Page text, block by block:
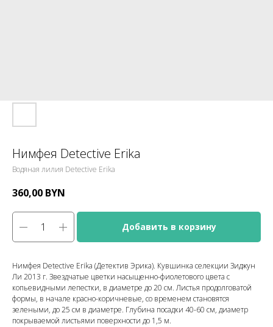
Нимфея Detective Erika
Водяная лилия Detective Erika
360,00 BYN
Добавить в корзину
Нимфея Detective Erika (Детектив Эрика). Кувшинка селекции Зиджун
Ли 2013 г. Звездчатые цветки насыщенно-фиолетового цвета с
копьевидными лепестки, в диаметре до 20 см. Листья продолговатой
формы, в начале красно-коричневые, со временем становятся
зелеными, до 25 см в диаметре. Глубина посадки 40-60 см, диаметр
покрываемой листьями поверхности до 1,5 м.